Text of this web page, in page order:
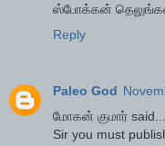
ஸ்போக்கன்
Reply
Paleo God
மோகன் குமார் said...
Sir you must